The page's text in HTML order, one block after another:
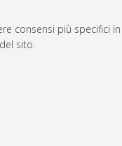
consensi più specifici
sito.